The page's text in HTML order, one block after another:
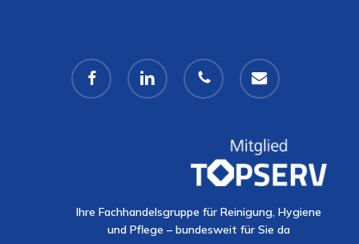
facebook linkedin phone email
Ihre Fachhandelsgruppe für Reinigung, Hygiene
und Pflege – bundesweit für Sie da